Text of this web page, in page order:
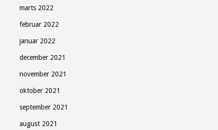
marts 2022
februar 2022
januar 2022
december 2021
november 2021
oktober 2021
september 2021
august 2021